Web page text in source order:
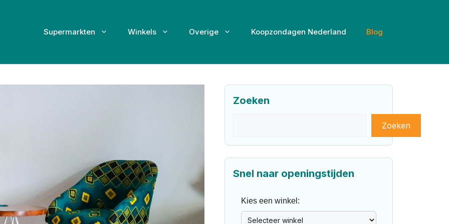
Supermarkten Winkels Overige Koopzondagen Nederland Blog
Zoeken
Zoeken
Snel naar openingstijden
Kies een winkel: